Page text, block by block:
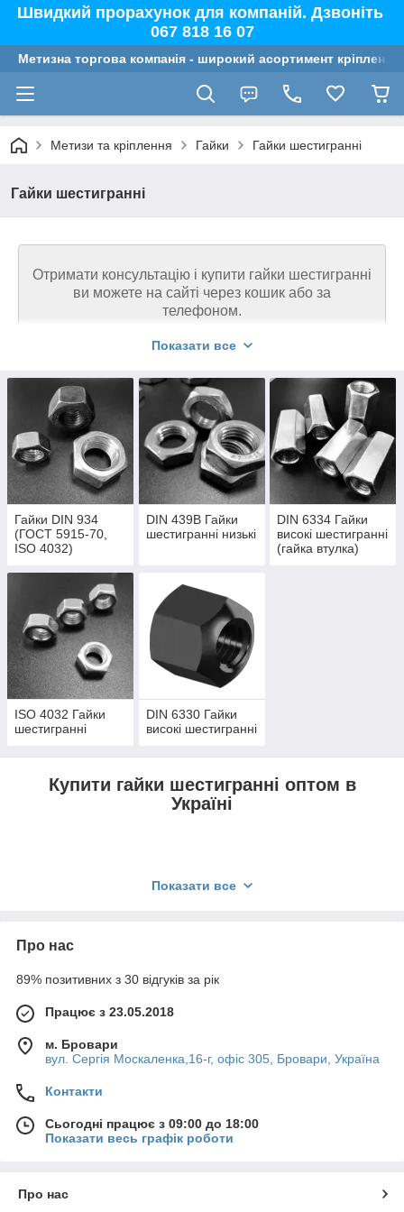
Швидкий прорахунок для компаній. Дзвоніть
067 818 16 07
Метизна торгова компанія - широкий асортимент
Метизи та кріплення Гайки Гайки шестигранні
Гайки шестигранні
Отримати консультацію і купити гайки шестигранні
ви можете на сайті через кошик або за
телефоном.
Ми гарантуємо високу якість кріплення на
Показати все
Гайки DIN 934
(ГОСТ 5915-70,
ISO 4032)
DIN 439B Гайки
шестигранні низькі
DIN 6334 Гайки
високі шестигранні
(гайка втулка)
ISO 4032 Гайки
шестигранні
DIN 6330 Гайки
високі шестигранні
Купити гайки шестигранні оптом в
Україні
Шестигранна гайка— це один із найпоширеніших
допомогою якої гайка накручується на
Пропонуємо широкий вибір розмірів, класів міцності і
покриттів, вигідні ціни на металеві кріплення, швидку
доставку і професійну консультацію з підбору
високоміцних кріплень.
Гайки шестигранні—матеріали
виготовлення
Під час вибору гайки важливо враховувати
Показати все
Про нас
89% позитивних з 30 відгуків за рік
Працює з 23.05.2018
м. Бровари
вул. Сергія Москаленка,16-г, офіс 305, Бровари, Україна
Контакти
Сьогодні працює з 09:00 до 18:00
Показати весь графік роботи
Про нас